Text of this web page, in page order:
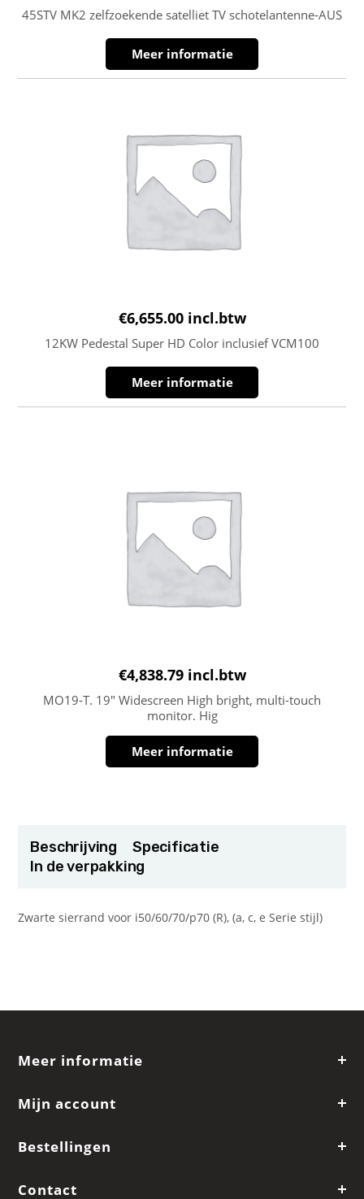
45STV MK2 zelfzoekende satelliet TV schotelantenne-AUS
Meer informatie
€6,655.00 incl.btw
12KW Pedestal Super HD Color inclusief VCM100
Meer informatie
€4,838.79 incl.btw
MO19-T. 19″ Widescreen High bright, multi-touch
monitor. Hig
Meer informatie
Beschrijving
Specificatie
In de verpakking
Zwarte sierrand voor i50/60/70/p70 (R), (a, c, e Serie stijl)
Meer informatie
Mijn account
Bestellingen
Contact